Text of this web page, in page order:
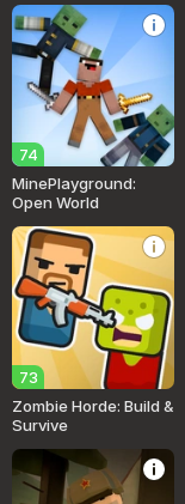
74
MinePlayground:
Open World
73
Zombie Horde: Build &
Survive